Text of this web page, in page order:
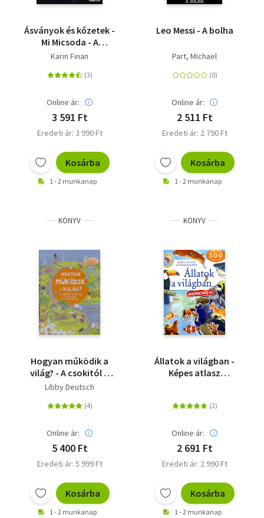
Ásványok és kőzetek -
Mi Micsoda - A
természet ékszerei
Karin Finan
Online ár:
3 591 Ft
Eredeti ár: 3 990 Ft
Kosárba
1 - 2 munkanap
Leo Messi - A bolha
Part, Michael
Online ár:
2 511 Ft
Eredeti ár: 2 790 Ft
Kosárba
1 - 2 munkanap
KÖNYV
Hogyan működik a
világ? - A csokitól a
GPS-ig, a vécétől az
Libby Deutsch
Online ár:
5 400 Ft
Eredeti ár: 5 999 Ft
Kosárba
1 - 2 munkanap
KÖNYV
Állatok a világban -
Képes atlasz
Online ár:
2 691 Ft
Eredeti ár: 2 990 Ft
Kosárba
1 - 2 munkanap